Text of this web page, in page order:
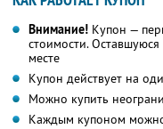
Внимание! Купон —
стоимости.
месте
Купон действует на
Можно купить
Каждым купоном можно